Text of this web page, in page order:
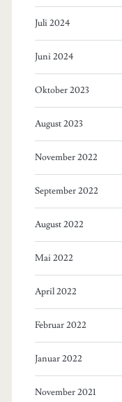
Juli 2024
Juni 2024
Oktober 2023
August 2023
November 2022
September 2022
August 2022
Mai 2022
April 2022
Februar 2022
Januar 2022
November 2021